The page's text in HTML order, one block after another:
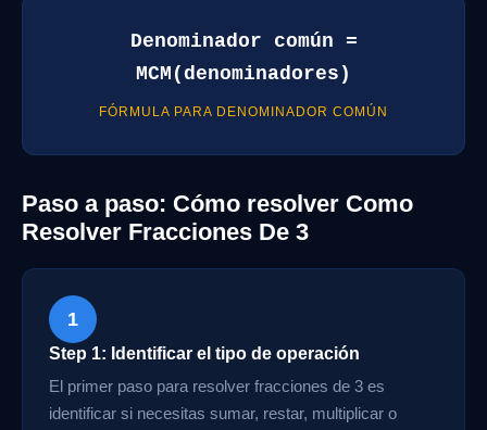
Denominador común =
MCM(denominadores)
FÓRMULA PARA DENOMINADOR COMÚN
Paso a paso: Cómo resolver Como
Resolver Fracciones De 3
1
Step 1: Identificar el tipo de operación
El primer paso para resolver fracciones de 3 es
identificar si necesitas sumar, restar, multiplicar o